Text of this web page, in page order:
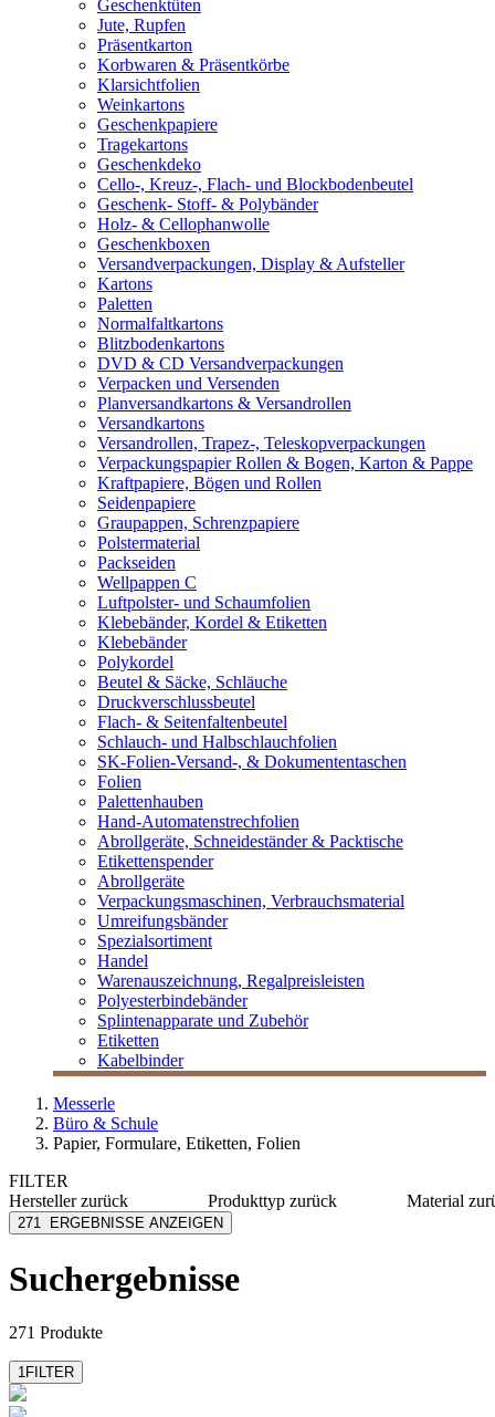
Geschenktüten
Jute, Rupfen
Präsentkarton
Korbwaren & Präsentkörbe
Klarsichtfolien
Weinkartons
Geschenkpapiere
Tragekartons
Geschenkdeko
Cello-, Kreuz-, Flach- und Blockbodenbeutel
Geschenk- Stoff- & Polybänder
Holz- & Cellophanwolle
Geschenkboxen
Versandverpackungen, Display & Aufsteller
Kartons
Paletten
Normalfaltkartons
Blitzbodenkartons
DVD & CD Versandverpackungen
Verpacken und Versenden
Planversandkartons & Versandrollen
Versandkartons
Versandrollen, Trapez-, Teleskopverpackungen
Verpackungspapier Rollen & Bogen, Karton & Pappe
Kraftpapiere, Bögen und Rollen
Seidenpapiere
Graupappen, Schrenzpapiere
Polstermaterial
Packseiden
Wellpappen C
Luftpolster- und Schaumfolien
Klebebänder, Kordel & Etiketten
Klebebänder
Polykordel
Beutel & Säcke, Schläuche
Druckverschlussbeutel
Flach- & Seitenfaltenbeutel
Schlauch- und Halbschlauchfolien
SK-Folien-Versand-, & Dokumententaschen
Folien
Palettenhauben
Hand-Automatenstrechfolien
Abrollgeräte, Schneideständer & Packtische
Etikettenspender
Abrollgeräte
Verpackungsmaschinen, Verbrauchsmaterial
Umreifungsbänder
Spezialsortiment
Handel
Warenauszeichnung, Regalpreisleisten
Polyesterbindebänder
Splintenapparate und Zubehör
Etiketten
Kabelbinder
Messerle
Büro & Schule
Papier, Formulare, Etiketten, Folien
FILTER
Herstellerzurück
Avery Zweckform
Digital PCL3
Epson
Factory
Produkttyp zurück
Material
271 ERGEBNISSE ANZEIGEN
Suchergebnisse
271 Produkte
1FILTER